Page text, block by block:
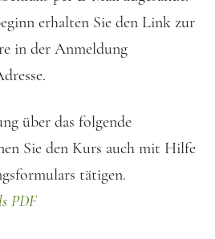
erhalten Sie den Link zur
in der Anmeldung
über das folgende
Sie den Kurs auch mit Hilfe
tätigen.
PDF